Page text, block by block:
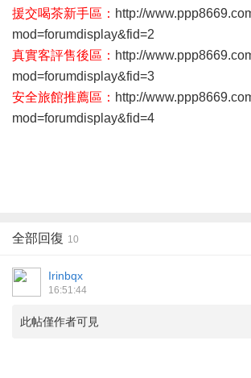
援交喝茶新手區： http://
mod=forumdisplay&fid=2
真實客評售後區： http://
mod=forumdisplay&fid=3
安全旅館推薦區： http://
mod=forumdisplay&fid=4
全部回復 10
Irinbqx
16:51:44
此帖僅作者可見